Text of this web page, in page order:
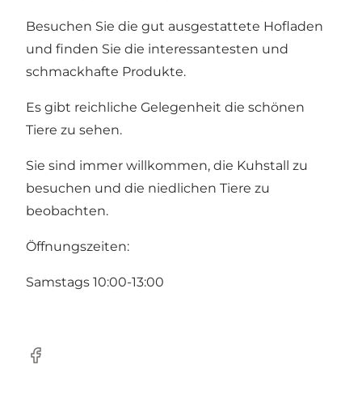
Besuchen Sie die gut ausgestattete Hofladen
und finden Sie die interessantesten und
schmackhafte Produkte.
Es gibt reichliche Gelegenheit die schönen
Tiere zu sehen.
Sie sind immer willkommen, die Kuhstall zu
besuchen und die niedlichen Tiere zu
beobachten.
Öffnungszeiten:
Samstags 10:00-13:00
Facebook